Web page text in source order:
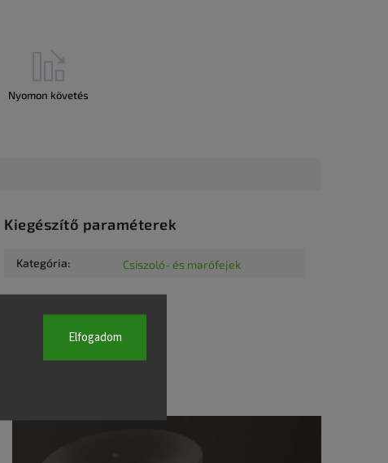
Elfogadom
Nyomon követés
Kiegészítő paraméterek
Kategória: Csiszoló- és marófejek